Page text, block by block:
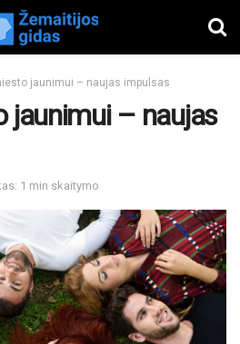
jaunimui – naujas impulsas
jaunimui – naujas
1 min skaitymo